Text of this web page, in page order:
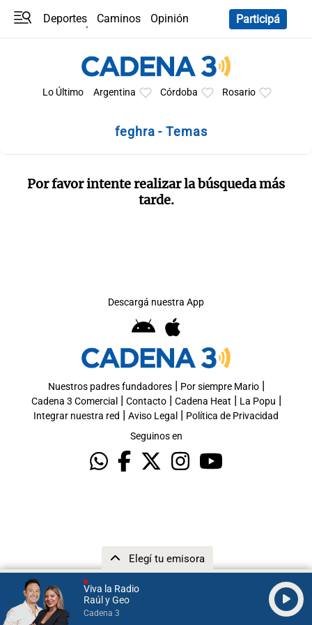
Viva la Radio
Raúl y Geo
Cadena 3
Elegí tu emisora
Deportes Caminos
Opinión
Participá
Lo Último Argentina Córdoba Rosario
feghra - Temas
Por favor intente realizar la búsqueda más
tarde.
Descargá nuestra App
Nuestros padres fundadores| Por siempre Mario|
Cadena 3 Comercial | Contacto| Cadena Heat | La Popu |
Integrar nuestra red | Aviso Legal | Política de Privacidad
Seguinos en